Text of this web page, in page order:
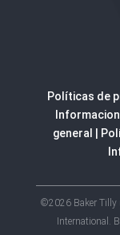
Políticas de
general
©2026 Baker Tilly
International.